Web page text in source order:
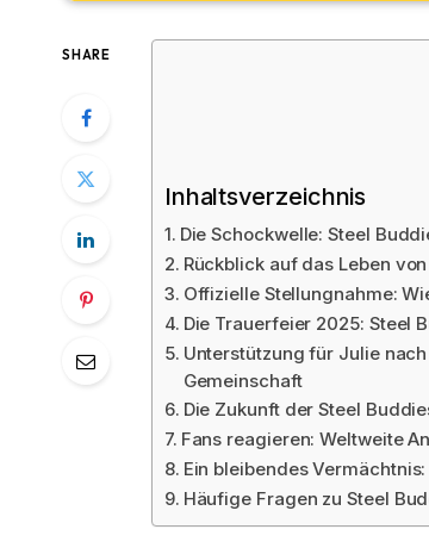
SHARE
Inhaltsverzeichnis
Die Schockwelle: Steel
Rückblick auf das Leben
Offizielle Stellungnahme:
Die Trauerfeier 2025: Steel
Unterstützung für Julie
Gemeinschaft
Die Zukunft der Steel
Fans reagieren: Weltweite
Ein bleibendes
Häufige Fragen zu Steel